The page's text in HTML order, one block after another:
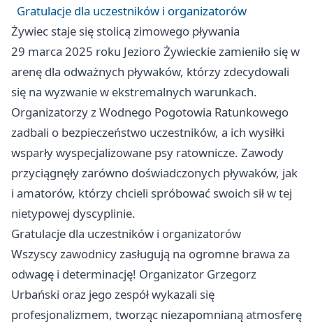
Gratulacje dla uczestników i organizatorów
Żywiec staje się stolicą zimowego pływania
29 marca 2025 roku Jezioro Żywieckie zamieniło się w
arenę dla odważnych pływaków, którzy zdecydowali
się na wyzwanie w ekstremalnych warunkach.
Organizatorzy z Wodnego Pogotowia Ratunkowego
zadbali o bezpieczeństwo uczestników, a ich wysiłki
wsparły wyspecjalizowane psy ratownicze. Zawody
przyciągnęły zarówno doświadczonych pływaków, jak
i amatorów, którzy chcieli spróbować swoich sił w tej
nietypowej dyscyplinie.
Gratulacje dla uczestników i organizatorów
Wszyscy zawodnicy zasługują na ogromne brawa za
odwagę i determinację! Organizator Grzegorz
Urbański oraz jego zespół wykazali się
profesjonalizmem, tworząc niezapomnianą atmosferę